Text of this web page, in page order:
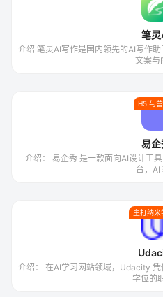
笔灵
介绍 笔灵AI写作是国内领先的AI写作
文案与
H5 与
易企
介绍： 易企秀 是一款面向AI设计工
台，AI
主打纳米
介绍： 在AI学习网站领域，Udacity
学位的